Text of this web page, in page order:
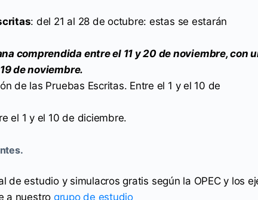
: del 21 al 28 de octubre: estas se estarán
comprendida entre el 11 y 20 de noviembre, con
de noviembre.
de las Pruebas Escritas. Entre el 1 y el 10 de
el 1 y el 10 de diciembre.
de estudio y simulacros gratis según la OPEC y los
a nuestro grupo de estudio